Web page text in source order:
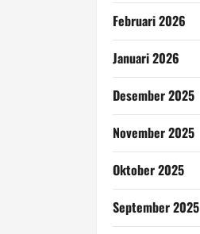
Februari 2026
Januari 2026
Desember 2025
November 2025
Oktober 2025
September 2025